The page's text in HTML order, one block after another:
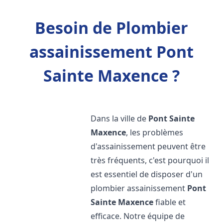
Besoin de Plombier
assainissement Pont
Sainte Maxence ?
Dans la ville de Pont Sainte
Maxence, les problèmes
d'assainissement peuvent être
très fréquents, c'est pourquoi il
est essentiel de disposer d'un
plombier assainissement Pont
Sainte Maxencefiable et
efficace. Notre équipe de